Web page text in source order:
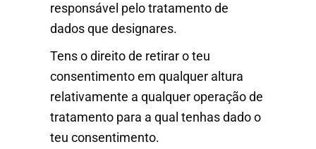
responsável pelo tratamento de
dados que designares.
Tens o direito de retirar o teu
consentimento em qualquer altura
relativamente a qualquer operação de
tratamento para a qual tenhas dado o
teu consentimento.